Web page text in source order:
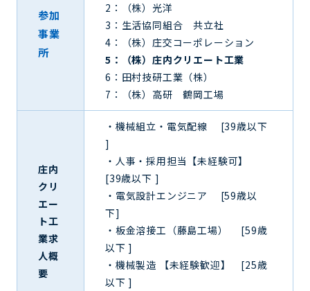
参加
事業
所
2：（株）光洋
3：生活協同組合 共立社
4：（株）庄交コーポレーション
5：（株）庄内クリエート工業
6：田村技研工業（株）
7：（株）高研 鶴岡工場
庄内
クリ
エー
ト工
業求
人概
要
・機械組立・電気配線 [39歳以下
]
・人事・採用担当【未経験可】
[39歳以下 ]
・電気設計エンジニア [59歳以
下]
・板金溶接工（藤島工場） [59歳
以下 ]
・機械製造 【未経験歓迎】 [25歳
以下 ]